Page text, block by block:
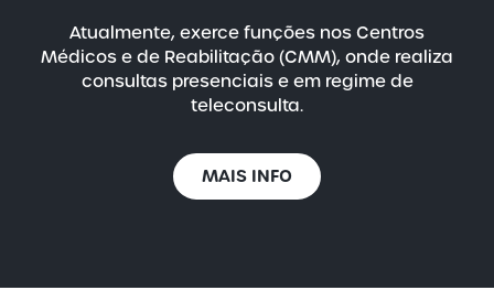
Atualmente, exerce funções nos Centros
Médicos e de Reabilitação (CMM), onde realiza
consultas presenciais e em regime de
teleconsulta.
MAIS INFO